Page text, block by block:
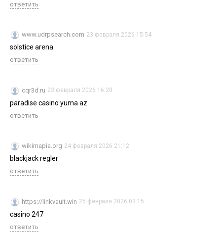
ответить
www.udrpsearch.com 23 февраля 2026 15:54
solstice arena
ответить
cqr3d.ru 23 февраля 2026 16:28
paradise casino yuma az
ответить
wikimapia.org 24 февраля 2026 21:12
blackjack regler
ответить
https://linkvault.win 25 февраля 2026 03:15
casino 247
ответить